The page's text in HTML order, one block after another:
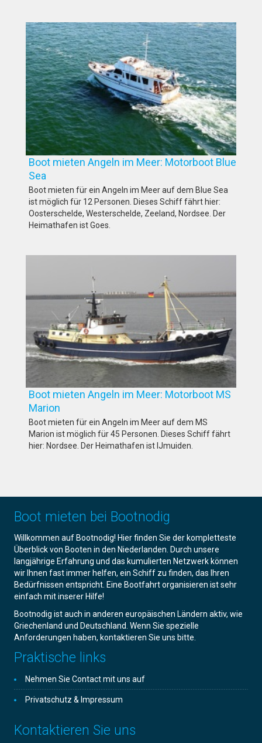
Boot mieten Angeln im Meer: Motorboot Blue
Sea
Boot mieten für ein Angeln im Meer auf dem Blue Sea
ist möglich für 12 Personen. Dieses Schiff fährt hier:
Oosterschelde, Westerschelde, Zeeland, Nordsee. Der
Heimathafen ist Goes.
Boot mieten Angeln im Meer: Motorboot MS
Marion
Boot mieten für ein Angeln im Meer auf dem MS
Marion ist möglich für 45 Personen. Dieses Schiff fährt
hier: Nordsee. Der Heimathafen ist IJmuiden.
Boot mieten bei Bootnodig
Willkommen auf Bootnodig! Hier finden Sie der kompletteste
Überblick von Booten in den Niederlanden. Durch unsere
langjährige Erfahrung und das kumulierten Netzwerk können
wir Ihnen fast immer helfen, ein Schiff zu finden, das Ihren
Bedürfnissen entspricht. Eine Bootfahrt organisieren ist sehr
einfach mit inserer Hilfe!
Bootnodig ist auch in anderen europäischen Ländern aktiv, wie
Griechenland und Deutschland. Wenn Sie spezielle
Anforderungen haben, kontaktieren Sie uns bitte.
Praktische links
Nehmen Sie Contact mit uns auf
Privatschutz & Impressum
Kontaktieren Sie uns